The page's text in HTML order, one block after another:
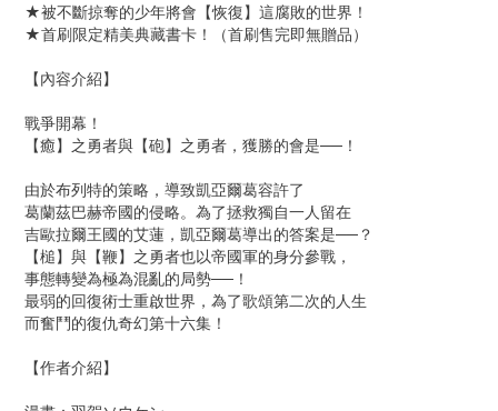
★被不斷掠奪的少年將會【恢復】這腐敗的世界！
★首刷限定精美典藏書卡！（首刷售完即無贈品）
【內容介紹】
戰爭開幕！
【癒】之勇者與【砲】之勇者，獲勝的會是──！
由於布列特的策略，導致凱亞爾葛容許了
葛蘭茲巴赫帝國的侵略。為了拯救獨自一人留在
吉歐拉爾王國的艾蓮，凱亞爾葛導出的答案是──？
【槌】與【鞭】之勇者也以帝國軍的身分參戰，
事態轉變為極為混亂的局勢──！
最弱的回復術士重啟世界，為了歌頌第二次的人生
而奮鬥的復仇奇幻第十六集！
【作者介紹】